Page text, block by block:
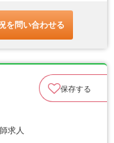
を問い合わせる
保存する
求人